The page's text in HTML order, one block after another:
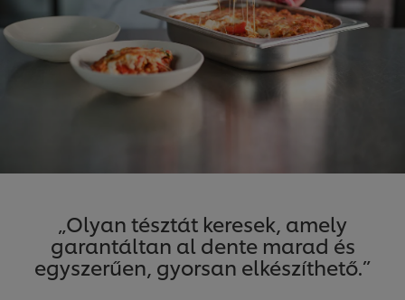
„Olyan tésztát keresek, amely
garantáltan al dente marad és
egyszerűen, gyorsan elkészíthető.”